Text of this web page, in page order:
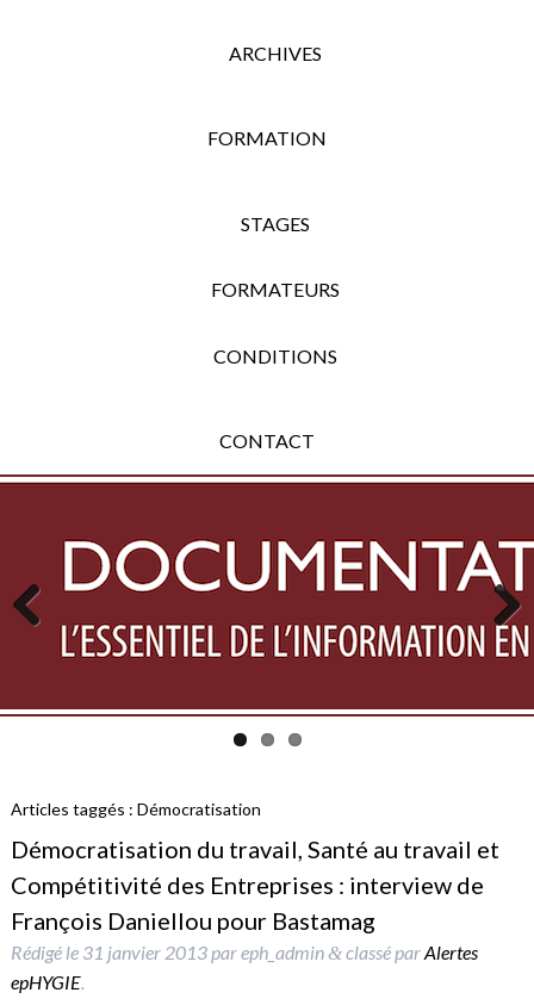
ARCHIVES
FORMATION
STAGES
FORMATEURS
CONDITIONS
CONTACT
Previous Next
Articles taggés : Démocratisation
Démocratisation du travail, Santé au travail et
Compétitivité des Entreprises : interview de
François Daniellou pour Bastamag
Rédigé le 31 janvier 2013pareph_admin &classé parAlertes
epHYGIE.